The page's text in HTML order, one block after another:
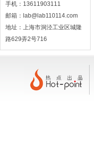
手机：13611903111
邮箱：lab@lab110114.com
地址：上海市洞泾工业区城隆
路629弄2号716